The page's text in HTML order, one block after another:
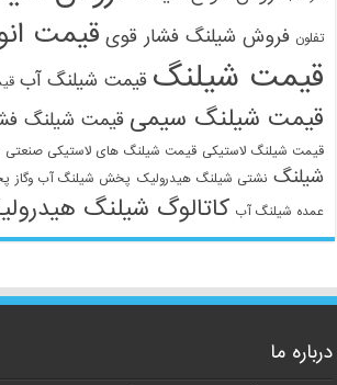
تفلون فروش شیلنگ فشار قوی قیمت
قیمت شیلنگ قیمت شیلنگ آب
قیمت شیلنگ سیمی قیمت شیلنگ
قیمت شیلنگ لاستیکی قیمت شیلنگ های لاستیکی صنعتی
شیلنگ نشتی شیلنگ هیدرولیک پخش شیلنگ آب وگاز
عمده شیلنگ آب کاتالوگ شیلنگ
درباره ما